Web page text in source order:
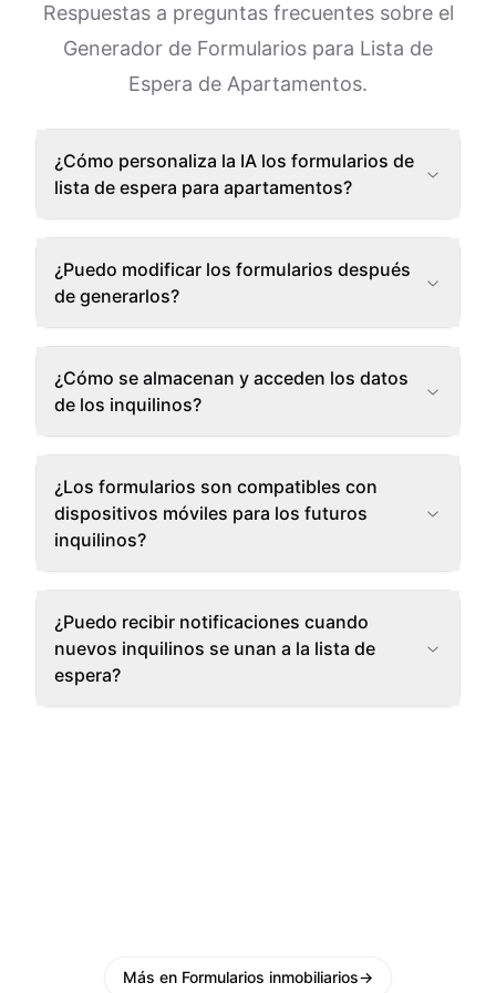
Respuestas a preguntas frecuentes sobre el
Generador de Formularios para Lista de
Espera de Apartamentos.
¿Cómo personaliza la IA los formularios de
lista de espera para apartamentos?
¿Puedo modificar los formularios después
de generarlos?
¿Cómo se almacenan y acceden los datos
de los inquilinos?
¿Los formularios son compatibles con
dispositivos móviles para los futuros
inquilinos?
¿Puedo recibir notificaciones cuando
nuevos inquilinos se unan a la lista de
espera?
Más en Formularios inmobiliarios→